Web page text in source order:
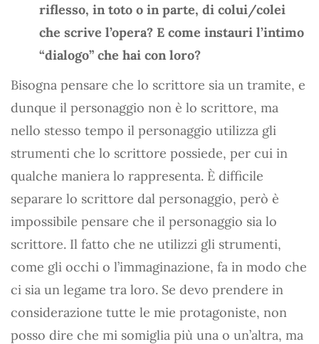
riflesso, in toto o in parte, di colui/colei
che scrive l’opera? E come instauri l’intimo
“dialogo” che hai con loro?
Bisogna pensare che lo scrittore sia un tramite, e
dunque il personaggio non è lo scrittore, ma
nello stesso tempo il personaggio utilizza gli
strumenti che lo scrittore possiede, per cui in
qualche maniera lo rappresenta. È difficile
separare lo scrittore dal personaggio, però è
impossibile pensare che il personaggio sia lo
scrittore. Il fatto che ne utilizzi gli strumenti,
come gli occhi o l’immaginazione, fa in modo che
ci sia un legame tra loro. Se devo prendere in
considerazione tutte le mie protagoniste, non
posso dire che mi somiglia più una o un’altra, ma